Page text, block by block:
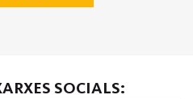
SOCIALS: